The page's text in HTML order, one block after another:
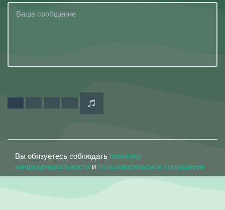
Вы обязуетесь соблюдать политику
конфиденциальности и пользовательское соглашение